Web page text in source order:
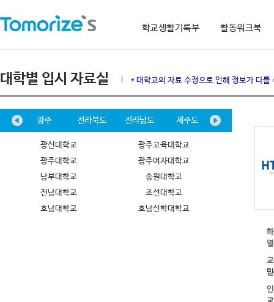
학교생활기록부 활동워크북
대학별 입시 자료실 * 대학교의 자료 수정으로 인해 정보가 다
광주 전라북도 전라남도 제주도
광신대학교
광주교육대학교
광주대학교
광주여자대학교
남부대학교
송원대학교
전남대학교
조선대학교
호남대학교
호남신학대학교